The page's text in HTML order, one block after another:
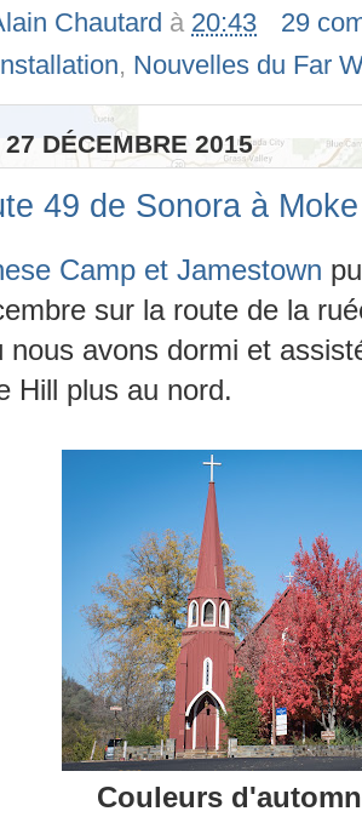
Chautard à 20:43
29
, Nouvelles du Far
DÉCEMBRE 2015
49 de Sonora à
Camp et Jamestown
sur la route de la
nous avons dormi et
Hill plus au nord.
Couleurs